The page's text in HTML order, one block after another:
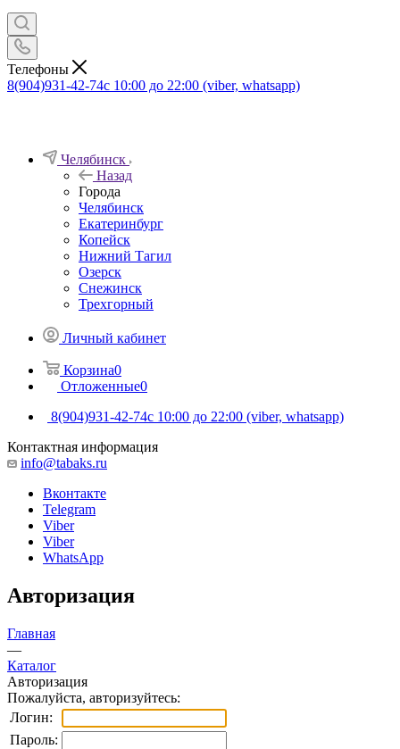
Телефоны
8(904)931-42-74с 10:00 до 22:00 (viber, whatsapp)
Челябинск
Назад
Города
Челябинск
Екатеринбург
Копейск
Нижний Тагил
Озерск
Снежинск
Трехгорный
Личный кабинет
Корзина0
Отложенные0
8(904)931-42-74с 10:00 до 22:00 (viber, whatsapp)
Контактная информация
info@tabaks.ru
Вконтакте
Telegram
Viber
Viber
WhatsApp
Авторизация
Главная
—
Каталог
Авторизация
Пожалуйста, авторизуйтесь:
Логин:
Пароль: